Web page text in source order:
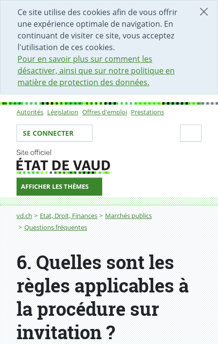
Ce site utilise des cookies afin de vous offrir
une expérience optimale de navigation. En
continuant de visiter ce site, vous acceptez
l'utilisation de ces cookies.
Pour en savoir plus sur comment les
désactiver, ainsi que sur notre politique en
matière de protection des données.
DÉBUT DU CONTENU DE LA PAGE
ACCÈS AU CHAMP DE RECHERCHE
PAGE D'ACCUEIL
FORMULAIRE DE CONTACT
Sous-navigation
Autorités Législation Offres d'emploi Prestations
Votre identité
SE CONNECTER
AFFICHER LES THÈMES
Fil d'Ariane
vd.ch Etat, Droit, Finances
Marchés publics
Questions fréquentes
6. Quelles sont les règles applicables à la procédure
6. Quelles sont les
règles applicables à
la procédure sur
invitation ?